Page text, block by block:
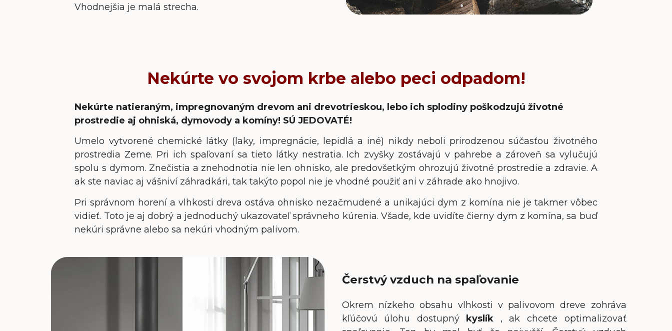
Vhodnejšia je malá strecha.
Nekúrte vo svojom krbe alebo peci odpadom!
Nekúrte natieraným, impregnovaným drevom ani drevotrieskou, lebo ich splodiny poškodzujú životné
prostredie aj ohniská, dymovody a komíny! SÚ JEDOVATÉ!
Umelo vytvorené chemické látky (laky, impregnácie, lepidlá a iné) nikdy neboli prirodzenou súčasťou životného
prostredia Zeme. Pri ich spaľovaní sa tieto látky nestratia. Ich zvyšky zostávajú v pahrebe a zároveň sa vylučujú
spolu s dymom. Znečistia a znehodnotia nie len ohnisko, ale predovšetkým ohrozujú životné prostredie a zdravie. A
ak ste naviac aj vášniví záhradkári, tak takýto popol nie je vhodné použiť ani v záhrade ako hnojivo.
Pri správnom horení a vlhkosti dreva ostáva ohnisko nezačmudené a unikajúci dym z komína nie je takmer vôbec
vidieť. Toto je aj dobrý a jednoduchý ukazovateľ správneho kúrenia. Všade, kde uvidíte čierny dym z komína, sa buď
nekúri správne alebo sa nekúri vhodným palivom.
Čerstvý vzduch na spaľovanie
Okrem nízkeho obsahu vlhkosti v palivovom dreve zohráva
kľúčovú úlohu dostupný kyslík , ak chcete optimalizovať